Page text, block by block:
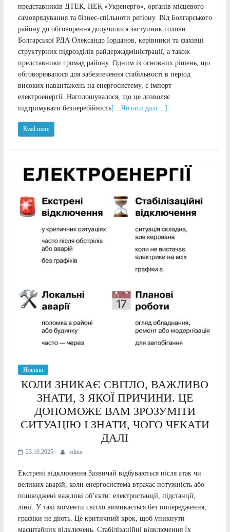
представників ДТЕК, НЕК «Укренерго», органів місцевого
самоврядування та бізнес-спільноти регіону. Від Болгарського
району до обговорення долучилися заступник голови
Болгарської РДА Олександр Іорданов, керівники та фахівці
структурних підрозділів райдержадміністрації, а також
представники громад району. Одним із основних рішень, що
обговорювалося для забезпечення стабільності в період
високих навантажень на енергосистему, є імпорт
електроенергії. Наголошувалося, що це дозволяє
підтримувати безперебійність[…Читати далі…]
Read more
Новини
КОЛИ ЗНИКАЄ СВІТЛО, ВАЖЛИВО
ЗНАТИ, З ЯКОЇ ПРИЧИНИ. ЦЕ
ДОПОМОЖЕ ВАМ ЗРОЗУМІТИ
СИТУАЦІЮ І ЗНАТИ, ЧОГО ЧЕКАТИ
ДАЛІ
23.10.2025 editor
Екстрені відключення Зазвичай відбуваються після атак чи
великих аварій, коли енергосистема втрачає потужність або
пошкоджені важливі об’єкти: електростанції, підстанції,
лінії. У такі моменти світло вимикається без попередження,
графіки не діють. Це критичний крок, щоб уникнути
масштабних відключень. Стабілізаційні відключення Їх